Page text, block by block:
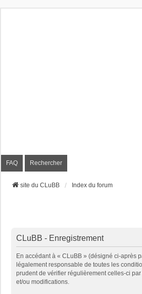
FAQ Rechercher
site du CLuBB Index du forum
CLuBB - Enregistrement
En accédant à « CLuBB » (désigné ci-après
légalement responsable de toutes les
prudent de vérifier régulièrement celles-ci
et/ou modifications.